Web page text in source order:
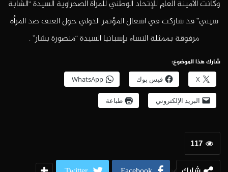
وكانت الأمينة العام للإتحاد الوطني للمرأة الصحراوية السيدة “الشابة
سيني” قد شاركت في اشغال المؤتمر الدولي حول العنف ضد المرأة
مرفوقة بممثلة النساء بإسبانيا السيدة “منصورة بشار” .
شارك هذا الموضوع:
X فيس بوك WhatsApp
البريد الإلكتروني طباعة
117